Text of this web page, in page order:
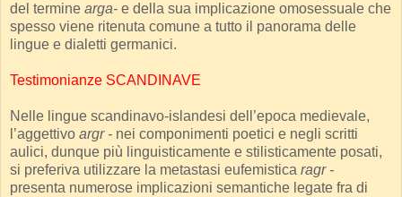
del termine arga- e della sua implicazione omosessuale che
spesso viene ritenuta comune a tutto il panorama delle
lingue e dialetti germanici.
Testimonianze SCANDINAVE
Nelle lingue scandinavo-islandesi dell’epoca medievale,
l’aggettivo argr - nei componimenti poetici e negli scritti
aulici, dunque più linguisticamente e stilisticamente posati,
si preferiva utilizzare la metastasi eufemistica ragr -
presenta numerose implicazioni semantiche legate fra di